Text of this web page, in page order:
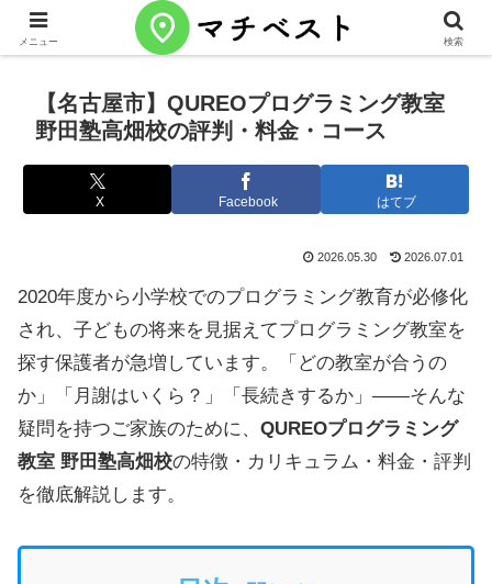
【名古屋市】QUREOプログラミング教室
野田塾高畑校の評判・料金・コース
X Facebook はてブ
2026.05.30 2026.07.01
2020年度から小学校でのプログラミング教育が必修化
され、子どもの将来を見据えてプログラミング教室を
探す保護者が急増しています。「どの教室が合うの
か」「月謝はいくら？」「長続きするか」——そんな
疑問を持つご家族のために、 QUREOプログラミング
教室 野田塾高畑校の特徴・カリキュラム・料金・評判
を徹底解説します。
メニュー 検索